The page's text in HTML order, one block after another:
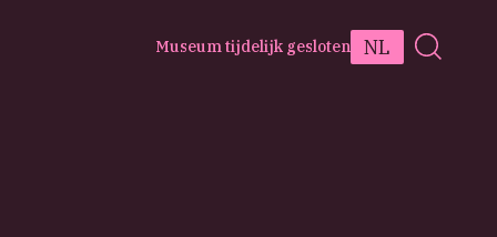
Museum tijdelijk gesloten NL